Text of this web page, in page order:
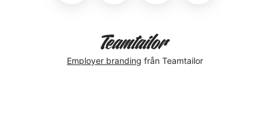
Employer branding från Teamtailor